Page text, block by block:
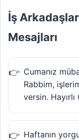
İş
Mesajları
Cumanız
Rabbim,
versin.
Haftanın